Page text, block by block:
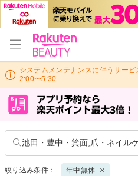
システムメンテナンスに伴うサー
2:00〜5:30
池田・豊中・箕面,爪・ネイル
絞り込み条件： 年中無休